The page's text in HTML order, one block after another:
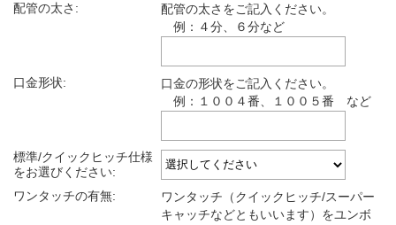
配管の太さ:
配管の太さをご記入ください。
例：４分、６分など
口金形状:
口金の形状をご記入ください。
例：１００４番、１００５番 など
標準/クイックヒッチ仕様
をお選びください:
ワンタッチの有無:
ワンタッチ（クイックヒッチ/スーパー
キャッチなどともいいます）をユンボ